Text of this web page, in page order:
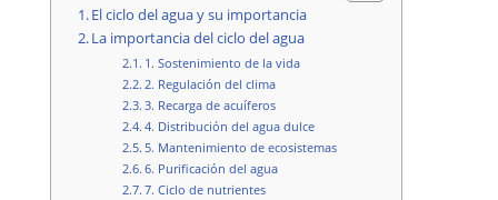
El ciclo del agua y su importancia
La importancia del ciclo del agua
1. Sostenimiento de la vida
2. Regulación del clima
3. Recarga de acuíferos
4. Distribución del agua dulce
5. Mantenimiento de ecosistemas
6. Purificación del agua
7. Ciclo de nutrientes